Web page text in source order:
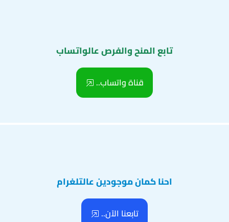
تابع المنح والفرص عالواتساب
قناة واتساب..
احنا كمان موجودين عالتلغرام
تابعنا الآن..